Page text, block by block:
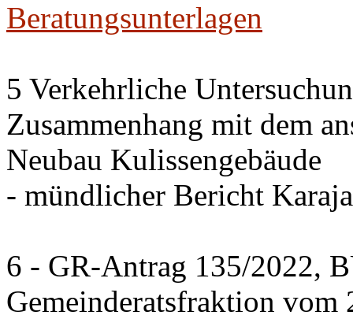
Beratungsunterlagen
5 Verkehrliche
Zusammenhang mit dem
Neubau Kulissengebäude
- mündlicher Bericht
6 - GR-Antrag 135/2022,
Gemeinderatsfraktion vom